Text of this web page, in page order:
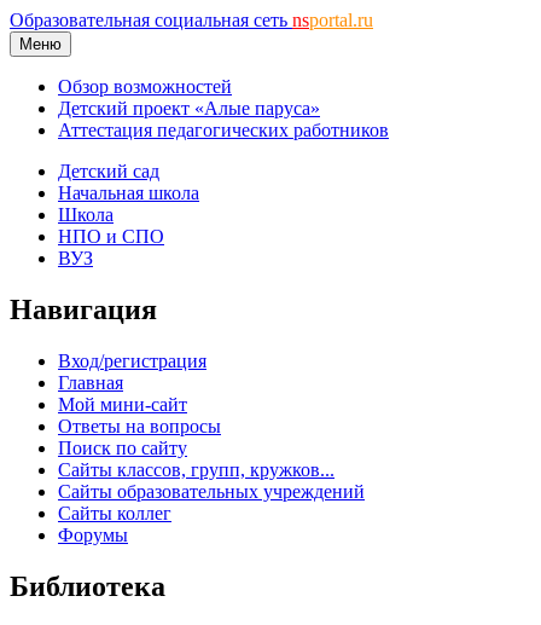
Образовательная социальная сеть nsportal.ru
Меню
Обзор возможностей
Детский проект «Алые паруса»
Аттестация педагогических работников
Детский сад
Начальная школа
Школа
НПО и СПО
ВУЗ
Навигация
Вход/регистрация
Главная
Мой мини-сайт
Ответы на вопросы
Поиск по сайту
Сайты классов, групп, кружков...
Сайты образовательных учреждений
Сайты коллег
Форумы
Библиотека